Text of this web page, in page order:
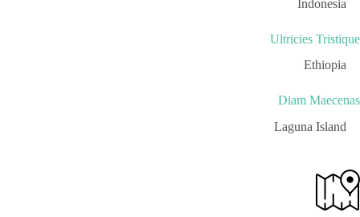
Ultricies Tristique
Diam Maecenas